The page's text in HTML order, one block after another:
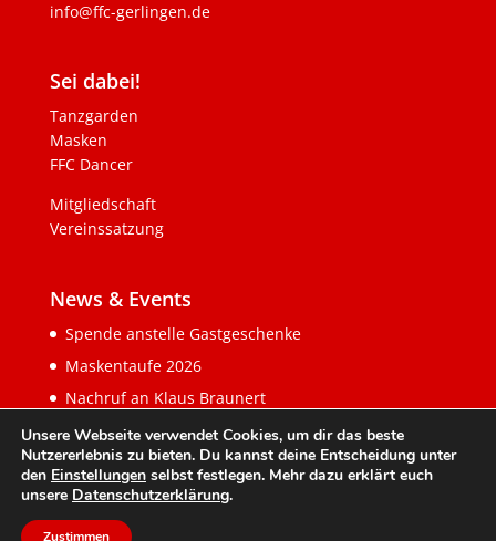
info@ffc-gerlingen.de
Sei dabei!
Tanzgarden
Masken
FFC Dancer
Mitgliedschaft
Vereinssatzung
News & Events
Spende anstelle Gastgeschenke
Maskentaufe 2026
Nachruf an Klaus Braunert
Unsere Webseite verwendet Cookies, um dir das beste
Nutzererlebnis zu bieten. Du kannst deine Entscheidung unter
den Einstellungen selbst festlegen. Mehr dazu erklärt euch
unsere Datenschutzerklärung.
Zustimmen